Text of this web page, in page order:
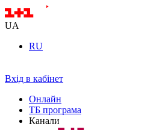
UA
RU
Вхід в кабінет
Онлайн
ТБ програма
Канали